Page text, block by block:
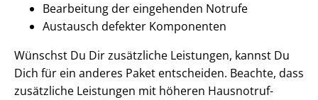
Bearbeitung der eingehenden Notrufe
Austausch defekter Komponenten
Wünschst Du Dir zusätzliche Leistungen, kannst Du
Dich für ein anderes Paket entscheiden. Beachte, dass
zusätzliche Leistungen mit höheren Hausnotruf-